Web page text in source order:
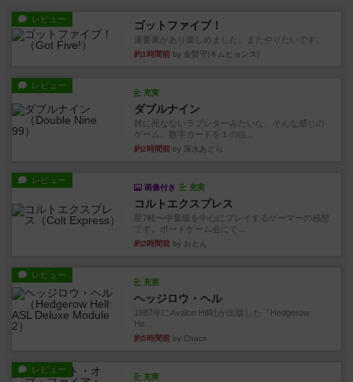
レビュー ゴットファイブ！
運要素があり楽しめました。またやりたいです。
約1時間前 by 金賢守(キムヒョンス)
レビュー
充実
ダブルナイン
雑に死なないラブレターみたいな、そんな感じの
ゲーム。数字カードを１の位...
約2時間前 by 深水あどら
レビュー
画像付き 充実
コルトエクスプレス
星7軽〜中量級を中心にプレイするゲーマーの感想
です。ボードゲーム会にて...
約2時間前 by おとん
レビュー
充実
ヘッジロウ・ヘル
1987年にAvalon Hill社が出版した『Hedgerow
He...
約5時間前 by Chaco
レビュー
充実